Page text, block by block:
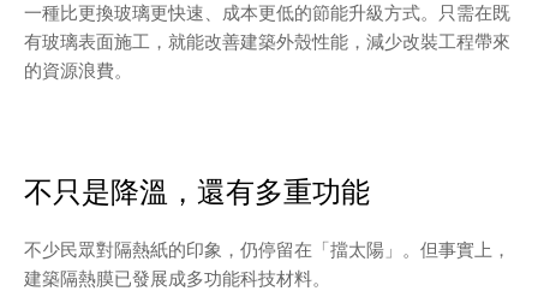
一種比更換玻璃更快速、成本更低的節能升級方式。只需在既
有玻璃表面施工，就能改善建築外殼性能，減少改裝工程帶來
的資源浪費。
不只是降溫，還有多重功能
不少民眾對隔熱紙的印象，仍停留在「擋太陽」。但事實上，
建築隔熱膜已發展成多功能科技材料。